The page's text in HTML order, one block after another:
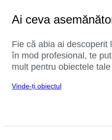
Ai ceva
Fie că abia ai descoperit
în mod profesional, te
mult pentru obiectele
Vinde-ți obiectul